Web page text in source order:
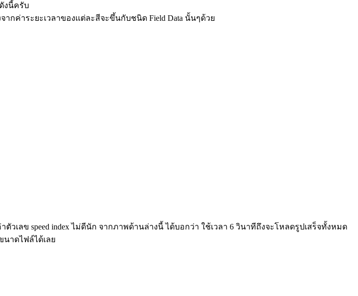
งนี้ครับ
กค่าระยะเวลาของเเต่ละสีจะขึ้นกับชนิด Field Data นั้นๆด้วย
เลข speed index ไม่ดีนัก จากภาพด้านล่างนี้ ได้บอกว่า ใช้เวลา 6 วินาทีถึงจะโหลดรูปเสร็จทั้งหมด
นาดไฟล์ได้เลย